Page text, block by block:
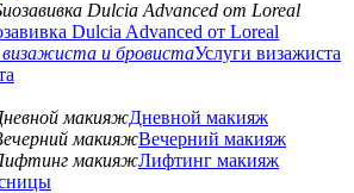
Dulcia Advanced от Loreal
Услуги визажиста
Дневной макияж
Вечерний макияж
Лифтинг макияж